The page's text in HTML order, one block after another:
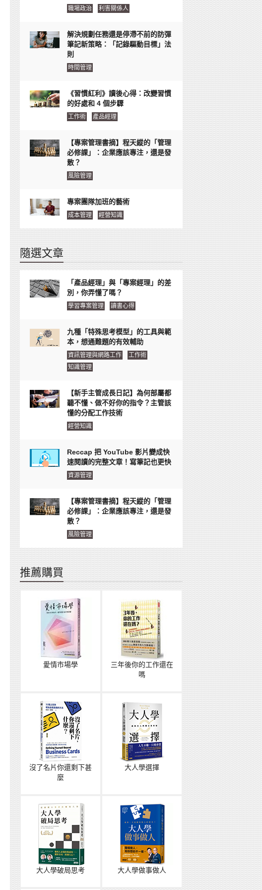
職場政治 利害關係人
解決規劃任務還是停滯不前的防彈
筆記新策略：「記錄驅動目標」法
則
時間管理
《習慣紅利》讀後心得：改變習慣
的好處和 4 個步驟
工作術 產品經理
【專案管理書摘】程天縱的「管理
必修課」：企業應該專注，還是發
散？
風險管理
專案團隊加班的藝術
成本管理 經營知識
隨選文章
「產品經理」與「專案經理」的差
別，你弄懂了嗎？
學習專案管理 讀書心得
九種「特殊思考模型」的工具與範
本，想通難題的有效輔助
資訊管理與網路工作
工作術
知識管理
【新手主管成長日記】為何部屬都
聽不懂、做不好你的指令？主管該
懂的分配工作技術
經營知識
Reccap 把 YouTube 影片變成快
速閱讀的完整文章！寫筆記也更快
資源管理
【專案管理書摘】程天縱的「管理
必修課」：企業應該專注，還是發
散？
風險管理
推薦購買
愛情市場學
三年後你的工作還在
嗎
沒了名片你還剩下甚
麼
大人學選擇
大人學破局思考 大人學做事做人